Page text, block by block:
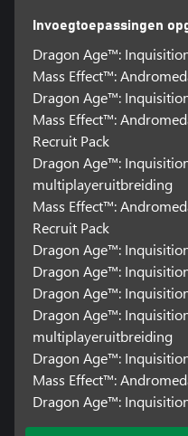
Invoegtoepassingen
Dragon Age™:
Mass Effect™:
Dragon Age™:
Mass Effect™:
Recruit Pack
Dragon Age™:
multiplayeruitbreiding
Mass Effect™:
Recruit Pack
Dragon Age™:
Dragon Age™:
Dragon Age™:
Dragon Age™:
multiplayeruitbreiding
Dragon Age™:
Mass Effect™:
Dragon Age™: